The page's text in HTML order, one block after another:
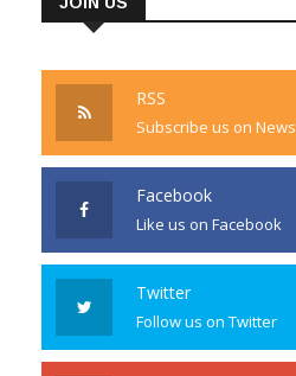
RSS
Subscribe us on News
Facebook
Like us on Facebook
Twitter
Follow us on Twitter